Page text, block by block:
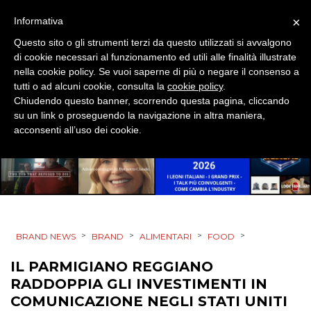
STRATEGIE
CINEMA
EDITORIA
RADIO / AUDIO
TV
BRAND NEWS > BRAND > ALIMENTARI > FOOD >
IL PARMIGIANO REGGIANO
RADDOPPIA GLI INVESTIMENTI IN
COMUNICAZIONE NEGLI STATI UNITI
×
Informativa
Questo sito o gli strumenti terzi da questo utilizzati si avvalgono
di cookie necessari al funzionamento ed utili alle finalità illustrate
nella cookie policy. Se vuoi saperne di più o negare il consenso a
tutti o ad alcuni cookie, consulta la cookie policy.
Chiudendo questo banner, scorrendo questa pagina, cliccando
su un link o proseguendo la navigazione in altra maniera,
acconsenti all’uso dei cookie.